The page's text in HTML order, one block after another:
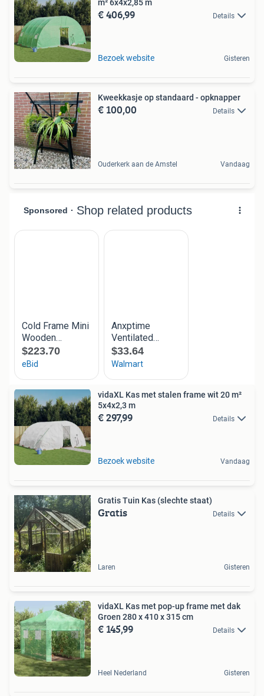
m² 6x4x2,85 m
€ 406,99 Details
Bezoek website Gisteren
Kweekkasje op standaard - opknapper
€ 100,00 Details
Ouderkerk aan de Amstel Vandaag
vidaXL Kas met stalen frame wit 20 m²
5x4x2,3 m
€ 297,99 Details
Bezoek website Vandaag
Gratis Tuin Kas (slechte staat)
Gratis Details
Laren Gisteren
vidaXL Kas met pop-up frame met dak
Groen 280 x 410 x 315 cm
€ 145,99 Details
Heel Nederland Gisteren